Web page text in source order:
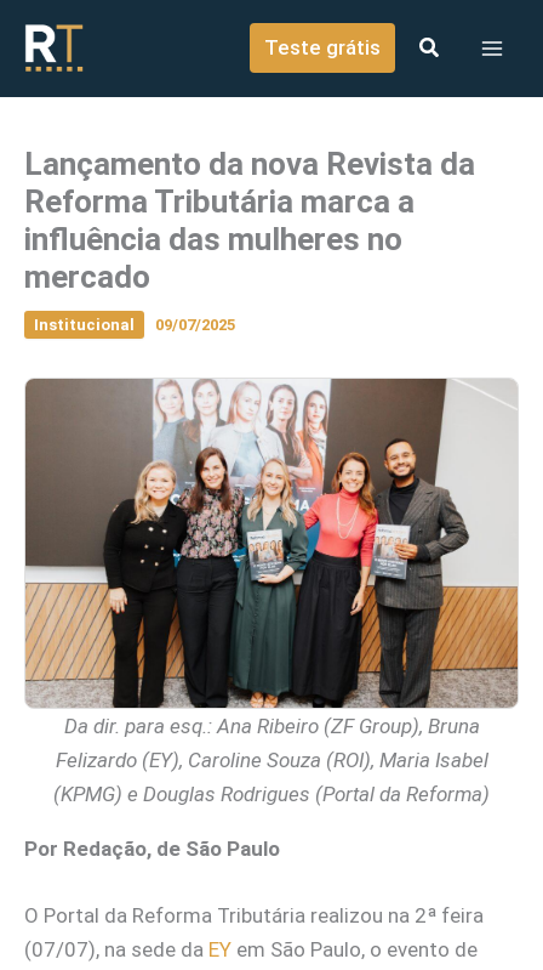
conteúdo
Teste grátis
Lançamento da nova Revista da
Reforma Tributária marca a
influência das mulheres no
mercado
Institucional 09/07/2025
Da dir. para esq.: Ana Ribeiro (ZF Group), Bruna
Felizardo (EY), Caroline Souza (ROI), Maria Isabel
(KPMG) e Douglas Rodrigues (Portal da Reforma)
Por Redação, de São Paulo
O Portal da Reforma Tributária realizou na 2ª feira
(07/07), na sede da EY em São Paulo, o evento de